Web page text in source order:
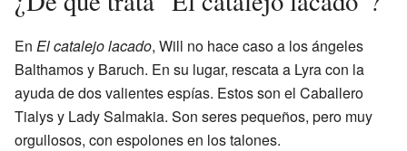
En El catalejo lacado, Will no hace caso a los ángeles
Balthamos y Baruch. En su lugar, rescata a Lyra con la
ayuda de dos valientes espías. Estos son el Caballero
Tialys y Lady Salmakia. Son seres pequeños, pero muy
orgullosos, con espolones en los talones.